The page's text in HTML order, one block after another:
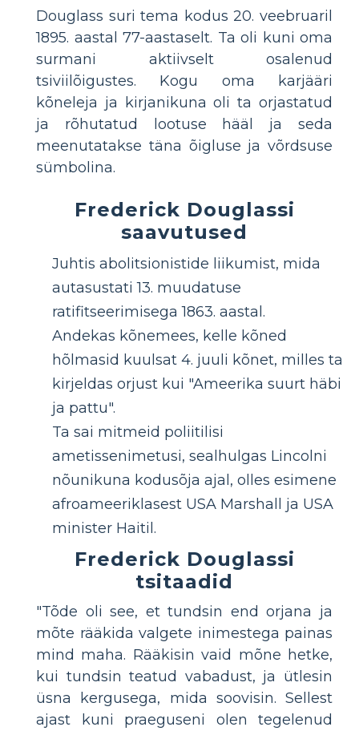
Douglass suri tema kodus 20. veebruaril
1895. aastal 77-aastaselt. Ta oli kuni oma
surmani aktiivselt osalenud
tsiviilõigustes. Kogu oma karjääri
kõneleja ja kirjanikuna oli ta orjastatud
ja rõhutatud lootuse hääl ja seda
meenutatakse täna õigluse ja võrdsuse
sümbolina.
Frederick Douglassi
saavutused
Juhtis abolitsionistide liikumist, mida
autasustati 13. muudatuse
ratifitseerimisega 1863. aastal.
Andekas kõnemees, kelle kõned
hõlmasid kuulsat 4. juuli kõnet, milles ta
kirjeldas orjust kui "Ameerika suurt häbi
ja pattu".
Ta sai mitmeid poliitilisi
ametissenimetusi, sealhulgas Lincolni
nõunikuna kodusõja ajal, olles esimene
afroameeriklasest USA Marshall ja USA
minister Haitil.
Frederick Douglassi
tsitaadid
"Tõde oli see, et tundsin end orjana ja
mõte rääkida valgete inimestega painas
mind maha. Rääkisin vaid mõne hetke,
kui tundsin teatud vabadust, ja ütlesin
üsna kergusega, mida soovisin. Sellest
ajast kuni praeguseni olen tegelenud